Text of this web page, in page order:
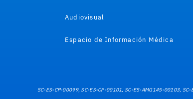
Audiovisual
Espacio de Información Médica
SC-ES-CP-00099, SC-ES-CP-00101, SC-ES-AMG145-00103,